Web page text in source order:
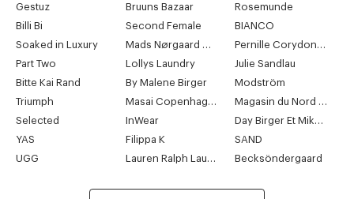
Gestuz
Bruuns Bazaar
Rosemunde
Billi Bi
Second Female
BIANCO
Soaked in Luxury
Mads Nørgaard Copenhagen
Pernille Corydon Jewellery
Part Two
Lollys Laundry
Julie Sandlau
Bitte Kai Rand
By Malene Birger
Modström
Triumph
Masai Copenhagen
Magasin du Nord Collection
Selected
InWear
Day Birger Et Mikkelsen
YAS
Filippa K
SAND
UGG
Lauren Ralph Lauren Becksöndergaard